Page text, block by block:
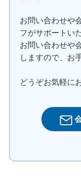
お問い合わせや
フがサポートい
お問い合わせや
しますので、お
どうぞお気軽に